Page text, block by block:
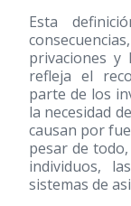
Esta
privaciones y
refleja el
parte de los
la necesidad
causan por
pesar de
individuos,
sistemas de